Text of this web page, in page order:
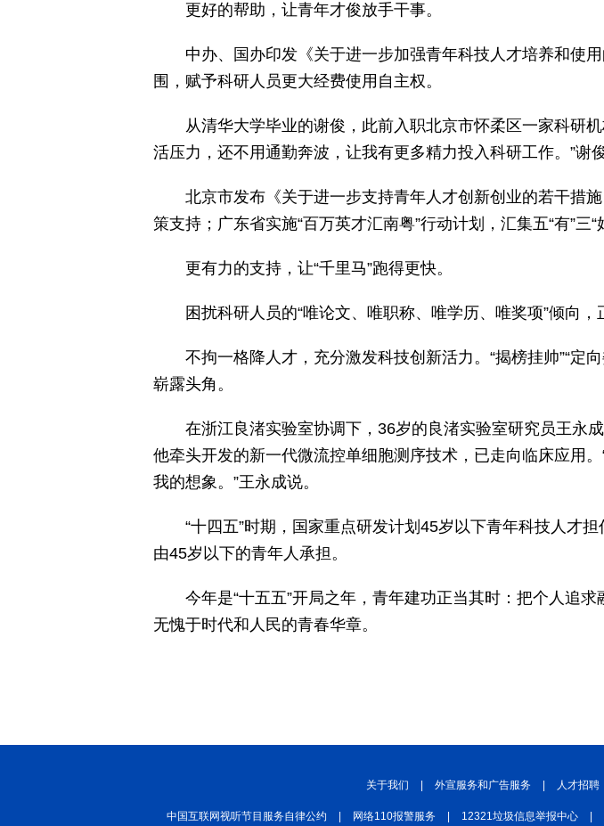
更好的帮助，让青年才俊放手干事。
中办、国办印发《关于进一步加强青年科技人才培养和使
围，赋予科研人员更大经费使用自主权。
从清华大学毕业的谢俊，此前入职北京市怀柔区一家科研
活压力，还不用通勤奔波，让我有更多精力投入科研工作。”谢俊
北京市发布《关于进一步支持青年人才创新创业的若干措
策支持；广东省实施“百万英才汇南粤”行动计划，汇集五“有”三
更有力的支持，让“千里马”跑得更快。
困扰科研人员的“唯论文、唯职称、唯学历、唯奖项”倾向
不拘一格降人才，充分激发科技创新活力。“揭榜挂帅”“定
崭露头角。
在浙江良渚实验室协调下，36岁的良渚实验室研究员王永
他牵头开发的新一代微流控单细胞测序技术，已走向临床应用
我的想象。”王永成说。
“十四五”时期，国家重点研发计划45岁以下青年科技人才
由45岁以下的青年人承担。
今年是“十五五”开局之年，青年建功正当其时：把个人追
无愧于时代和人民的青春华章。
关于我们 外宣服务和广告服务 人才招聘
中国互联网视听节目服务自律公约 网络110报警服务 12321垃圾信息举报中心